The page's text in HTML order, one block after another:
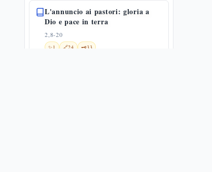
L'annuncio ai pastori: gloria a
Dio e pace in terra
2,8-20
✨1 🔗24 🗝️33